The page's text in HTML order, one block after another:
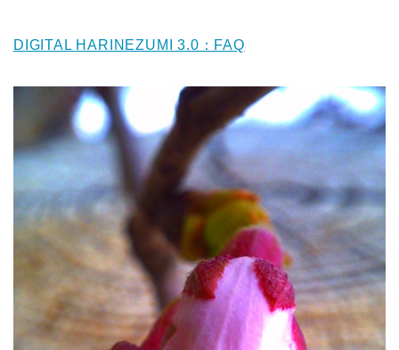
DIGITAL HARINEZUMI 3.0：FAQ